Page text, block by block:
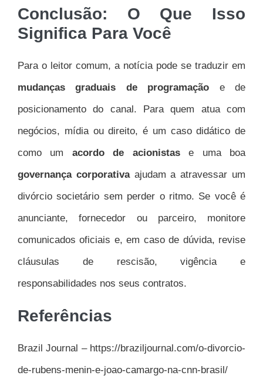
Conclusão: O Que Isso
Significa Para Você
Para o leitor comum, a notícia pode se traduzir em
mudanças graduais de programação e de
posicionamento do canal. Para quem atua com
negócios, mídia ou direito, é um caso didático de
como um acordo de acionistase uma boa
governança corporativaajudam a atravessar um
divórcio societário sem perder o ritmo. Se você é
anunciante, fornecedor ou parceiro, monitore
comunicados oficiais e, em caso de dúvida, revise
cláusulas de rescisão, vigência e
responsabilidades nos seus contratos.
Referências
Brazil Journal – https://braziljournal.com/o-divorcio-
de-rubens-menin-e-joao-camargo-na-cnn-brasil/